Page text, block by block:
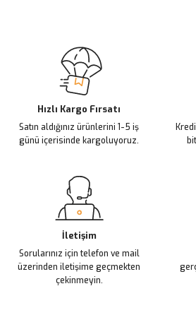
Ürün fiyatı diğer sitelerden daha pahalı.
Bu ürüne benzer farklı alternatifler olmalı.
(0.0 )
11.302,88 TL
EKLE
Opel Agila A Z12XEP Motor Yağ Kapak Contası
(0.0 )
830,85 TL
Hızlı Kargo Fırsatı
Satın aldığınız ürünlerini 1-5 iş
günü içerisinde kargoluyoruz.
İletişim
Sorularınız için telefon ve mail
üzerinden iletişime geçmekten
çekinmeyin.